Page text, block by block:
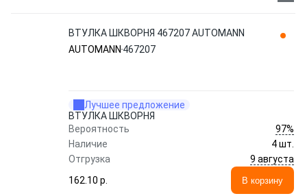
ВТУЛКА ШКВОРНЯ 467207 AUTOMANN
AUTOMANN 467207
Лучшее предложение
ВТУЛКА ШКВОРНЯ
Вероятность
97%
Наличие
4 шт.
Отгрузка
9 августа
162.10 p.
В корзину